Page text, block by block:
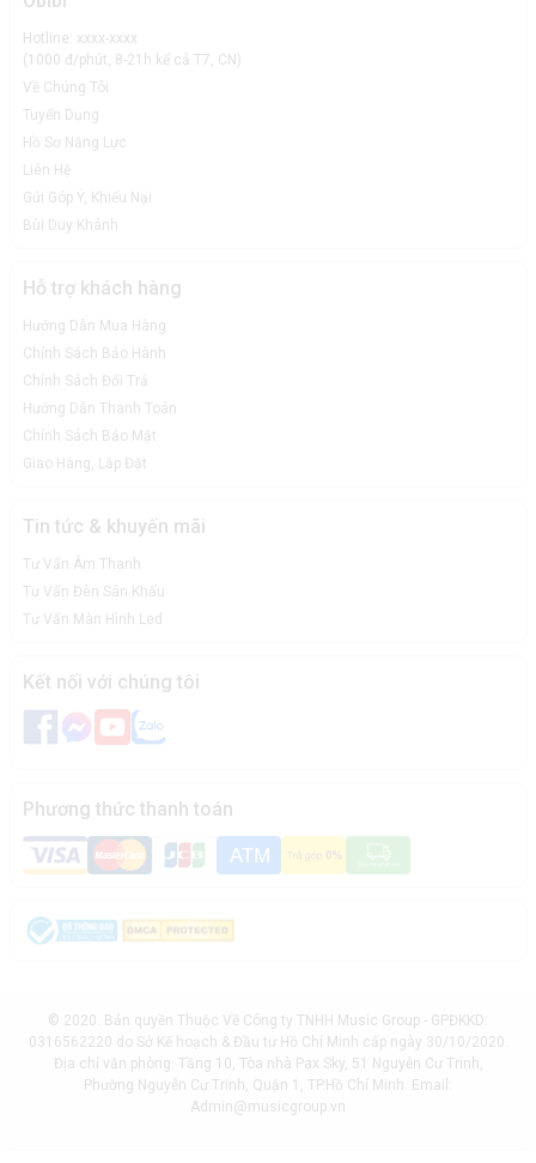
Hotline: xxxx-xxxx
(1000 đ/phút, 8-21h kể cả T7, CN)
Về Chúng Tôi
Tuyển Dụng
Hồ Sơ Năng Lực
Liên Hệ
Gửi Góp Ý, Khiếu Nại
Bùi Duy Khánh
Hỗ trợ khách hàng
Hướng Dẫn Mua Hàng
Chính Sách Bảo Hành
Chính Sách Đổi Trả
Hướng Dẫn Thanh Toán
Chính Sách Bảo Mật
Giao Hàng, Lắp Đặt
Tin tức & khuyến mãi
Tư Vấn Âm Thanh
Tư Vấn Đèn Sân Khấu
Tư Vấn Màn Hình Led
Kết nối với chúng tôi
Phương thức thanh toán
© 2020. Bản quyền Thuộc Về Công ty TNHH Music Group - GPĐKKD:
0316562220 do Sở Kế hoạch & Đầu tư Hồ Chí Minh cấp ngày 30/10/2020.
Địa chỉ văn phòng: Tầng 10, Tòa nhà Pax Sky, 51 Nguyễn Cư Trinh,
Phường Nguyễn Cư Trinh, Quận 1, TP.Hồ Chí Minh. Email:
Admin@musicgroup.vn